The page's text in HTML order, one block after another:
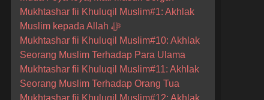
Mukhtashar fii Khuluqil Muslim#1: Akhlak
Muslim kepada Allah ﷻ
Mukhtashar fii Khuluqil Muslim#10: Akhlak
Seorang Muslim Terhadap Para Ulama
Mukhtashar fii Khuluqil Muslim#11: Akhlak
Seorang Muslim Terhadap Orang Tua
Mukhtashar fii Khuluqil Muslim#12: Akhlak